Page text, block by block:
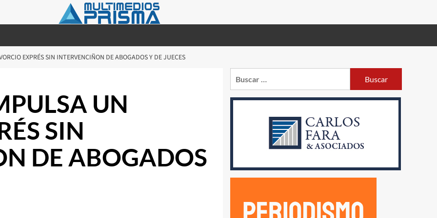
EXPRÉS SIN INTERVENCIÑON DE ABOGADOS Y DE JUECES
UN
SIN
DE ABOGADOS